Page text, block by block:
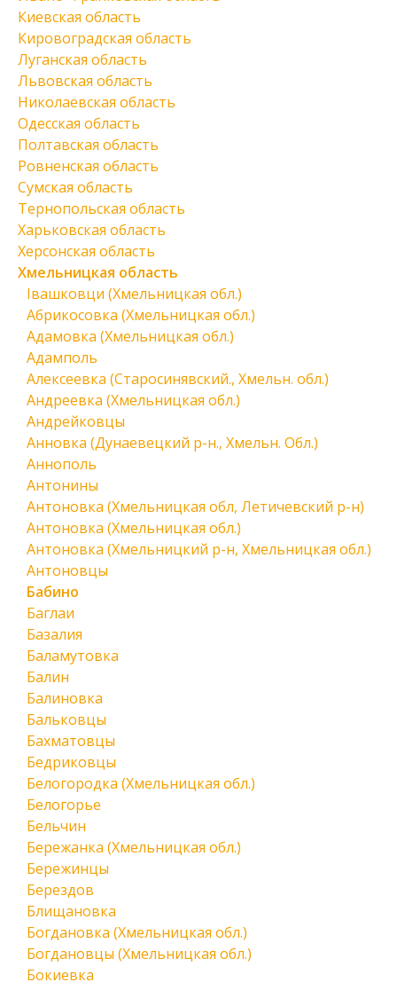
Киевская область
Кировоградская область
Луганская область
Львовская область
Николаевская область
Одесская область
Полтавская область
Ровненская область
Сумская область
Тернопольская область
Харьковская область
Херсонская область
Хмельницкая область
Івашковци (Хмельницкая обл.)
Абрикосовка (Хмельницкая обл.)
Адамовка (Хмельницкая обл.)
Адамполь
Алексеевка (Старосинявский., Хмельн. обл.)
Андреевка (Хмельницкая обл.)
Андрейковцы
Анновка (Дунаевецкий р-н., Хмельн. Обл.)
Аннополь
Антонины
Антоновка (Хмельницкая обл, Летичевский р-н)
Антоновка (Хмельницкая обл.)
Антоновка (Хмельницкий р-н, Хмельницкая обл.)
Антоновцы
Бабино
Баглаи
Базалия
Баламутовка
Балин
Балиновка
Бальковцы
Бахматовцы
Бедриковцы
Белогородка (Хмельницкая обл.)
Белогорье
Бельчин
Бережанка (Хмельницкая обл.)
Бережинцы
Берездов
Блищановка
Богдановка (Хмельницкая обл.)
Богдановцы (Хмельницкая обл.)
Бокиевка